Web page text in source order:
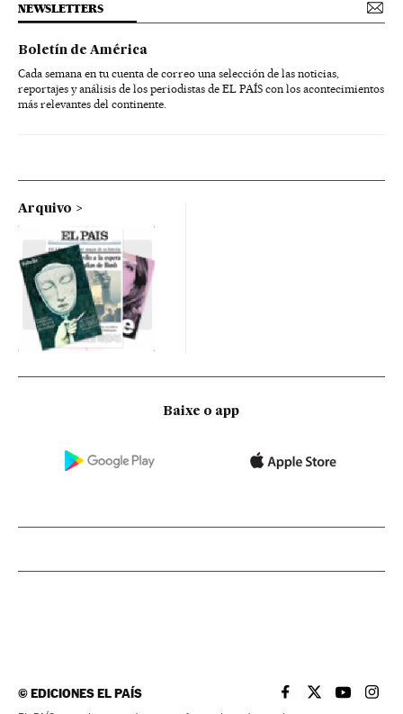
NEWSLETTERS
Boletín de América
Cada semana en tu cuenta de correo una selección de las noticias,
reportajes y análisis de los periodistas de EL PAÍS con los acontecimientos
más relevantes del continente.
Arquivo
Baixe o app
©EDICIONES EL PAÍS EL PAÍS BRASIL EN
EL PAÍSEL PAÍS
EL